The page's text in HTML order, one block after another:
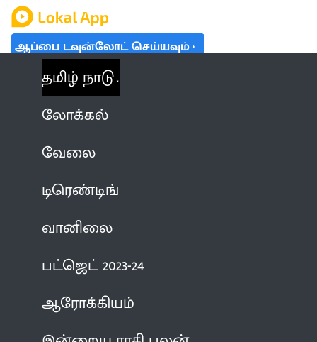
ஆப்பை டவுன்லோட் செய்யவும்
தமிழ் நாடு
லோக்கல்
வேலை
டிரெண்டிங்
வானிலை
பட்ஜெட் 2023-24
ஆரோக்கியம்